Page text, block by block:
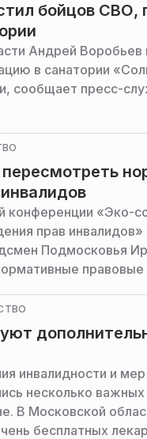
бойцов СВО,
Андрей
в санатории
сообщает пресс-
конференции «Эко-
прав инвалидов»
Подмосковья
по
инвалидности и
несколько
В Московской
бесплатных